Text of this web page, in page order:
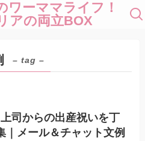
ワーママライフ！
アの両立BOX
– tag –
上司からの出産祝いを丁
｜メール＆チャット文例